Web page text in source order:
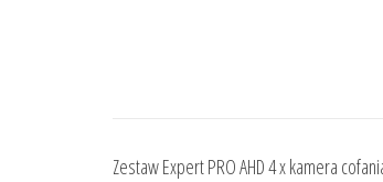
Zestaw Expert PRO AHD 4 x kamera